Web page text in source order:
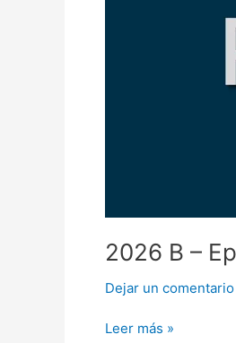
2026 B –
Dejar un comentario
Leer más »